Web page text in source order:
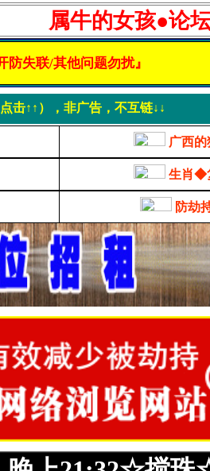
属牛的女孩●论
防失联/其他问题勿扰』
击↑↑），非广告，不互链↓↓
广西
生肖◆
防劫